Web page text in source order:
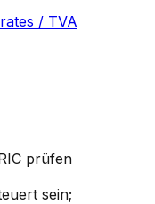
/ TVA
prüfen
sein;